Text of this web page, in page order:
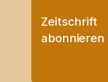
Zeitschrift
abonnieren